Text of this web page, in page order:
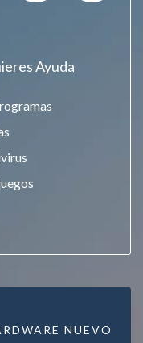
Ayuda
NUEVO